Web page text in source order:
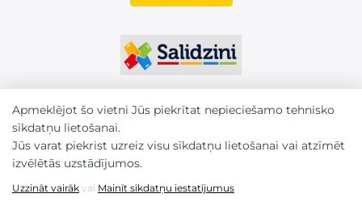
Apmeklējot šo vietni Jūs piekrītat nepieciešamo tehnisko
sīkdatņu lietošanai.
Jūs varat piekrist uzreiz visu sīkdatņu lietošanai vai atzīmēt
izvēlētās uzstādījumos.
Uzzināt vairāk vai Mainīt sīkdatņu iestatījumus